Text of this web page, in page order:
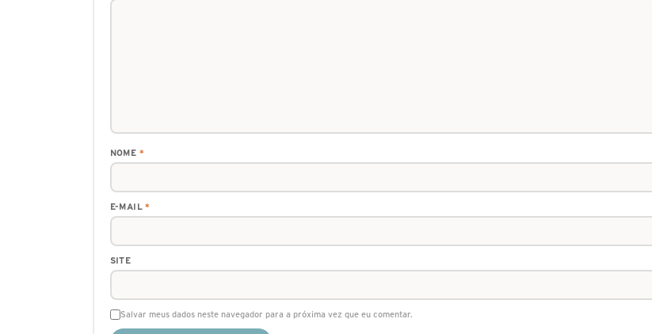
NOME *
E-MAIL*
SITE
Salvar meus dados neste navegador para a próxima vez que eu comentar.